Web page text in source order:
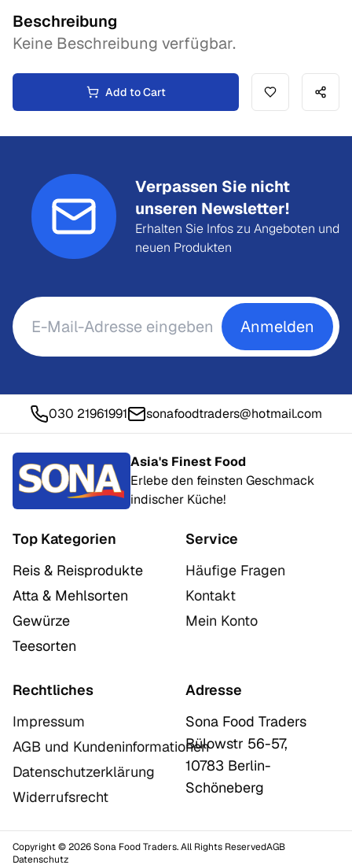
Beschreibung
Keine Beschreibung verfügbar.
Add to Cart
Verpassen Sie nicht
unseren Newsletter!
Erhalten Sie Infos zu Angeboten und
neuen Produkten
Anmelden
030 21961991 sonafoodtraders@hotmail.com
Asia's Finest Food
Erlebe den feinsten Geschmack
indischer Küche!
Top Kategorien
Reis & Reisprodukte
Atta & Mehlsorten
Gewürze
Teesorten
Service
Häufige Fragen
Kontakt
Mein Konto
Rechtliches
Impressum
AGB und Kundeninformationen
Datenschutzerklärung
Widerrufsrecht
Adresse
Sona Food Traders
Bülowstr 56-57,
10783 Berlin-
Schöneberg
Copyright © 2026 Sona Food Traders. All Rights ReservedAGB
Datenschutz